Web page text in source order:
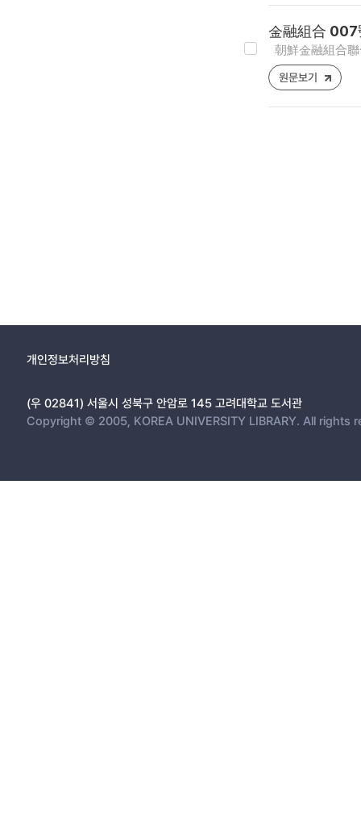
金融組合 007
朝鮮金融組合
원문보기
개인정보처리방침
(우 02841) 서울시 성북구 안암로 145 고려대학교 도서관
Copyright © 2005, KOREA UNIVERSITY LIBRARY. All rights